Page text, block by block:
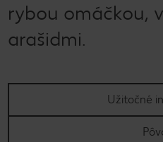
rybou omáčkou,
arašidmi.
Užitočné